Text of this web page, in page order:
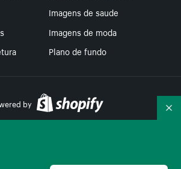
Imagens de saude
Imagens de moda
Plano de fundo
by
de privacidade